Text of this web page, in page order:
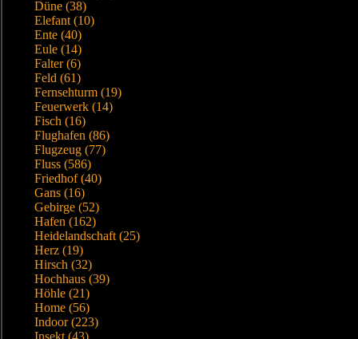
Düne (38)
Elefant (10)
Ente (40)
Eule (14)
Falter (6)
Feld (61)
Fernsehturm (19)
Feuerwerk (14)
Fisch (16)
Flughafen (86)
Flugzeug (77)
Fluss (586)
Friedhof (40)
Gans (16)
Gebirge (52)
Hafen (162)
Heidelandschaft (25)
Herz (19)
Hirsch (32)
Hochhaus (39)
Höhle (21)
Home (56)
Indoor (223)
Insekt (43)